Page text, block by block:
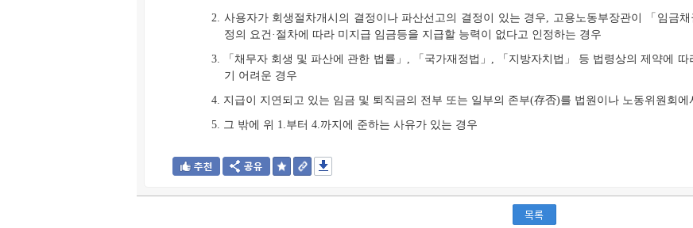
2. 사용자가 회생절차개시의 결정이나 파산선고의 결정이 있는 경우, 고용노동부장관이 「임금
정의 요건·절차에 따라 미지급 임금등을 지급할 능력이 없다고 인정하는 경우
3. 「채무자 회생 및 파산에 관한 법률」, 「국가재정법」, 「지방자치법」 등 법령상의 제약에
기 어려운 경우
4. 지급이 지연되고 있는 임금 및 퇴직금의 전부 또는 일부의 존부(存否)를 법원이나 노동위원회
5. 그 밖에 위 1.부터 4.까지에 준하는 사유가 있는 경우
목록